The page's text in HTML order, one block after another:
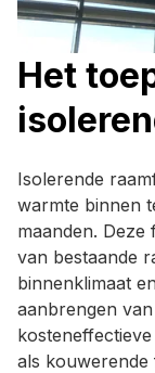
Het
Isolerende
warmte binnen
maanden.
van bestaande
binnenklimaat
aanbrengen
als kouwerende